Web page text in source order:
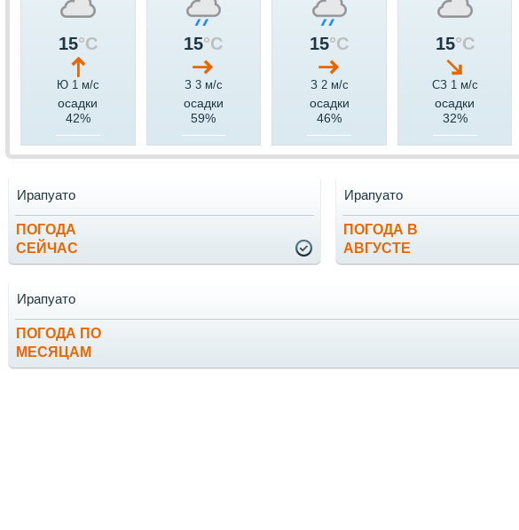
15°C
Ю 1 м/c
осадки
42%
15°C
З 3 м/c
осадки
59%
15°C
З 2 м/c
осадки
46%
15°C
СЗ 1 м/c
осадки
32%
ПОГОДА
СЕЙЧАС
Ирапуато
ПОГОДА В
АВГУСТЕ
Ирапуато
ПОГОДА ПО
МЕСЯЦАМ
Ирапуато